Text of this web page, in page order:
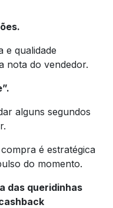
e qualidade
nota do vendedor.
alguns segundos
é estratégica
do momento.
das queridinhas